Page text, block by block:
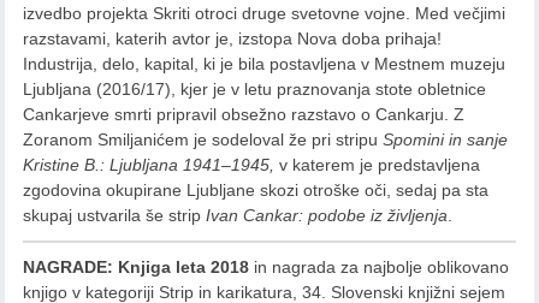
izvedbo projekta Skriti otroci druge svetovne vojne. Med večjimi
razstavami, katerih avtor je, izstopa Nova doba prihaja!
Industrija, delo, kapital, ki je bila postavljena v Mestnem muzeju
Ljubljana (2016/17), kjer je v letu praznovanja stote obletnice
Cankarjeve smrti pripravil obsežno razstavo o Cankarju. Z
Zoranom Smiljanićem je sodeloval že pri stripuSpomini in sanje
Kristine B.: Ljubljana 1941–1945, v katerem je predstavljena
zgodovina okupirane Ljubljane skozi otroške oči, sedaj pa sta
skupaj ustvarila še stripIvan Cankar: podobe iz življenja
NAGRADE: Knjiga leta 2018 in nagrada za najbolje oblikovano
knjigo v kategoriji Strip in karikatura, 34. Slovenski knjižni sejem